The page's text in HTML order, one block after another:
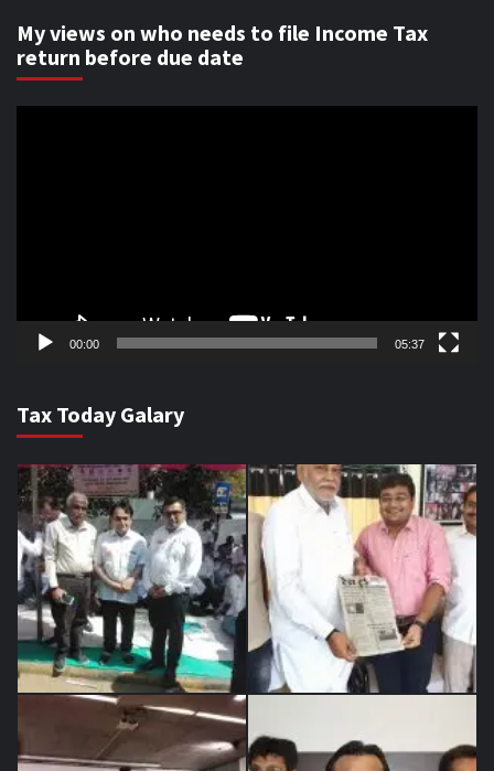
My views on who needs to file Income Tax
return before due date
00:00 05:37
Tax Today Galary